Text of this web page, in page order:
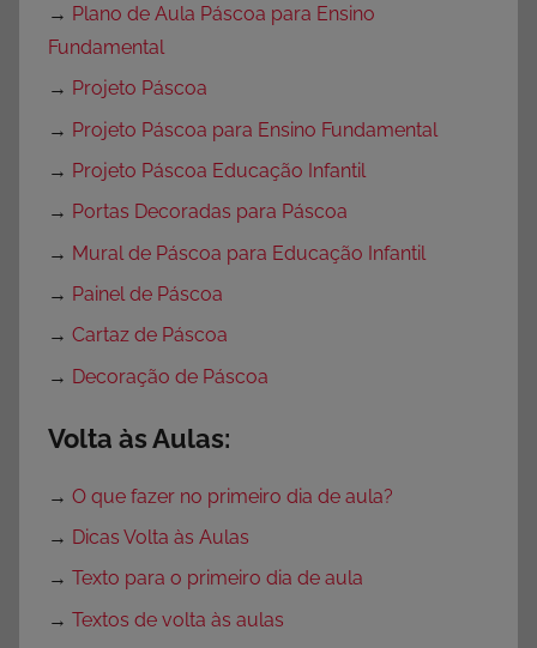
→ Plano de Aula Páscoa para Ensino
Fundamental
→ Projeto Páscoa
→ Projeto Páscoa para Ensino Fundamental
→ Projeto Páscoa Educação Infantil
→ Portas Decoradas para Páscoa
→ Mural de Páscoa para Educação Infantil
→ Painel de Páscoa
→ Cartaz de Páscoa
→ Decoração de Páscoa
Volta às Aulas:
→ O que fazer no primeiro dia de aula?
→ Dicas Volta às Aulas
→ Texto para o primeiro dia de aula
→ Textos de volta às aulas